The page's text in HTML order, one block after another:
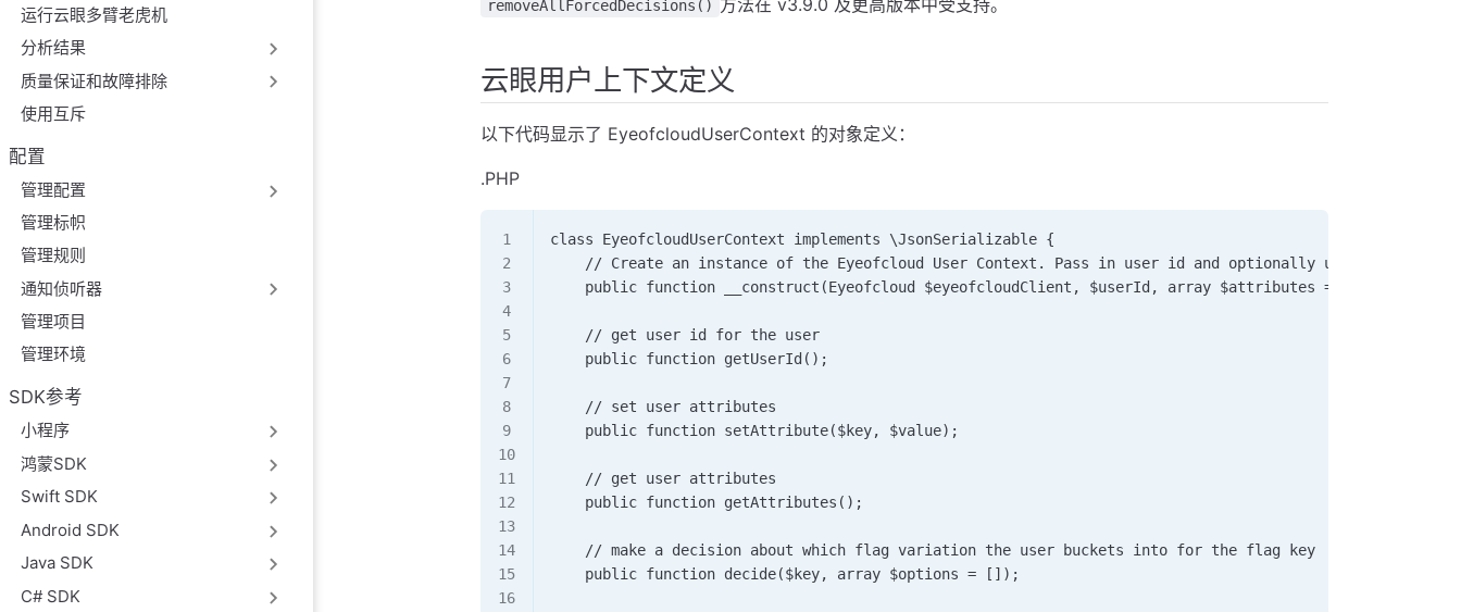
运行云眼多臂老虎机
分析结果
质量保证和故障排除
使用互斥
配置
管理配置
管理标帜
管理规则
通知侦听器
管理项目
管理环境
SDK参考
小程序
鸿蒙SDK
Swift SDK
Android SDK
Java SDK
C# SDK
removeAllForcedDecisions()
云眼用户上下文定义
以下代码显示了 EyeofcloudUserContext 的对象定义：
.PHP
class EyeofcloudUserContext implements \JsonSerializable {
// Create an instance of the Eyeofcloud User Context. Pass in user id and optionally user
public function __construct(Eyeofcloud $eyeofcloudClient, $userId, array $attributes = [],
    // get user id for the user
    public function getUserId();
    // set user attributes
    public function setAttribute($key, $value);
    // get user attributes
    public function getAttributes();
    // make a decision about which flag variation the user buckets into for the flag key
    public function decide($key, array $options = []);